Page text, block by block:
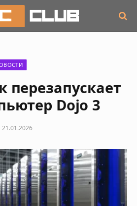
перезапускает
Dojo 3
21.01.2026